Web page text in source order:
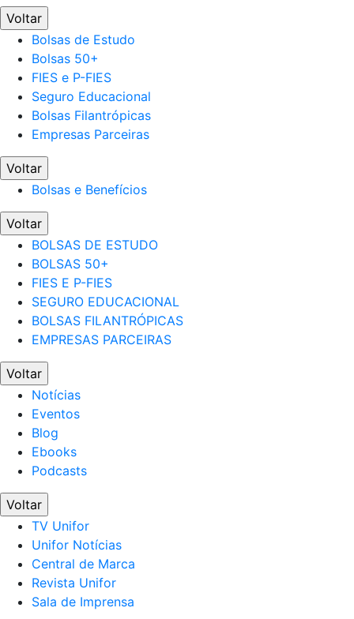
Voltar
Bolsas de Estudo
Bolsas 50+
FIES e P-FIES
Seguro Educacional
Bolsas Filantrópicas
Empresas Parceiras
Voltar
Bolsas e Benefícios
Voltar
BOLSAS DE ESTUDO
BOLSAS 50+
FIES E P-FIES
SEGURO EDUCACIONAL
BOLSAS FILANTRÓPICAS
EMPRESAS PARCEIRAS
Voltar
Notícias
Eventos
Blog
Ebooks
Podcasts
Voltar
TV Unifor
Unifor Notícias
Central de Marca
Revista Unifor
Sala de Imprensa